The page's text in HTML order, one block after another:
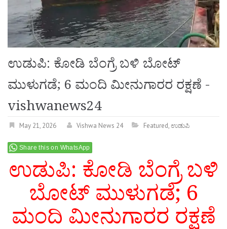
ಉಡುಪಿ: ಕೋಡಿ ಬೆಂಗ್ರೆ ಬಳಿ ಬೋಟ್
ಮುಳುಗಡೆ; 6 ಮಂದಿ ಮೀನುಗಾರರ ರಕ್ಷಣೆ -
vishwanews24
May 21, 2026 Vishwa News 24 Featured,ಉಡುಪಿ
Share this on WhatsApp
ಉಡುಪಿ: ಕೋಡಿ ಬೆಂಗ್ರೆ ಬಳಿ
ಬೋಟ್ ಮುಳುಗಡೆ; 6
ಮಂದಿ ಮೀನುಗಾರರ ರಕ್ಷಣೆ